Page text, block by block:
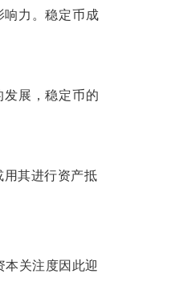
响力。稳定币成
展，稳定币的
其进行资产抵
本关注度因此迎